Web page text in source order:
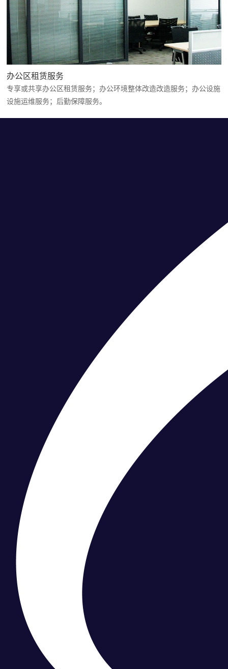
办公区租赁服务
专享或共享办公区租赁服务；办公环境整体改造改造服务；办公设施
设施运维服务；后勤保障服务。